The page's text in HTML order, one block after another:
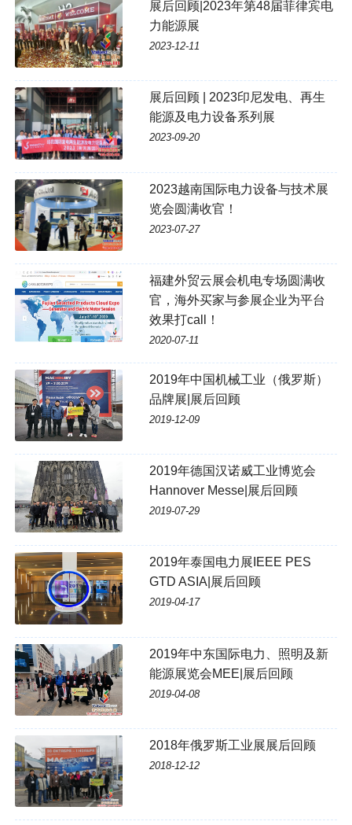
展后回顾|2023年第48届菲律宾电
力能源展
2023-12-11
展后回顾 | 2023印尼发电、再生
能源及电力设备系列展
2023-09-20
2023越南国际电力设备与技术展
览会圆满收官！
2023-07-27
福建外贸云展会机电专场圆满收
官，海外买家与参展企业为平台
效果打call！
2020-07-11
2019年中国机械工业（俄罗斯）
品牌展|展后回顾
2019-12-09
2019年德国汉诺威工业博览会
Hannover Messe|展后回顾
2019-07-29
2019年泰国电力展IEEE PES
GTD ASIA|展后回顾
2019-04-17
2019年中东国际电力、照明及新
能源展览会MEE|展后回顾
2019-04-08
2018年俄罗斯工业展展后回顾
2018-12-12